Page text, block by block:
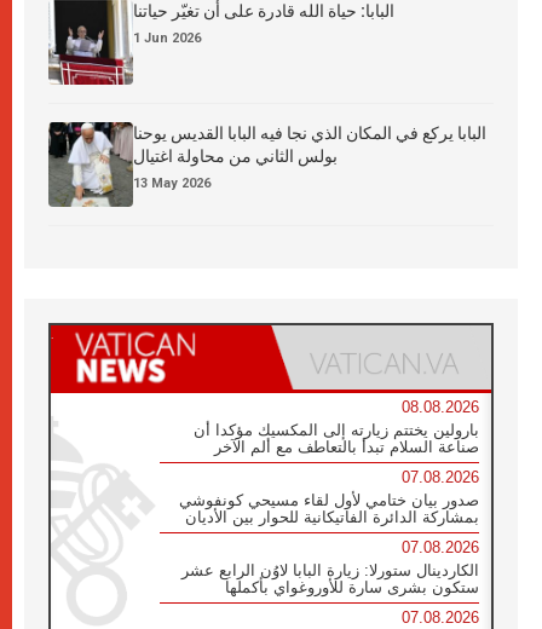
البابا: حياة الله قادرة على أن تغيّر حياتنا
1 Jun 2026
البابا يركع في المكان الذي نجا فيه البابا القديس يوحنا
بولس الثاني من محاولة اغتيال
13 May 2026
08.08.2026
بارولين يختتم زيارته إلى المكسيك مؤكدا أن
صناعة السلام تبدأ بالتعاطف مع ألم الآخر
07.08.2026
صدور بيان ختامي لأول لقاء مسيحي كونفوشي
بمشاركة الدائرة الفاتيكانية للحوار بين الأديان
07.08.2026
الكاردينال ستورلا: زيارة البابا لاوُن الرابع عشر
ستكون بشرى سارة للأوروغواي بأكملها
07.08.2026